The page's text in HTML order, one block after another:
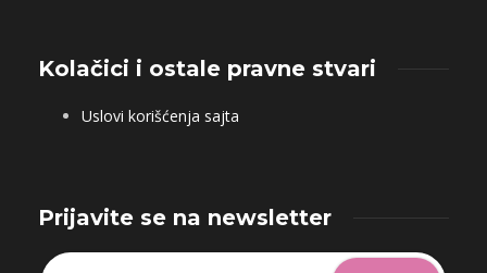
Kolačici i ostale pravne stvari
Uslovi korišćenja sajta
Prijavite se na newsletter